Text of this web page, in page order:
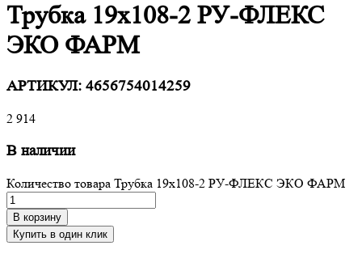
Трубка 19х108-2 РУ-ФЛЕКС
ЭКО ФАРМ
АРТИКУЛ: 4656754014259
2 914
В наличии
Количество товара Трубка 19х108-2 РУ-ФЛЕКС ЭКО ФАРМ
В корзину
Купить в один клик